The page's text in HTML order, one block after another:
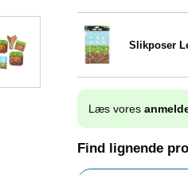
Slikposer
Varenr 38258
Læs vores
Find lignende